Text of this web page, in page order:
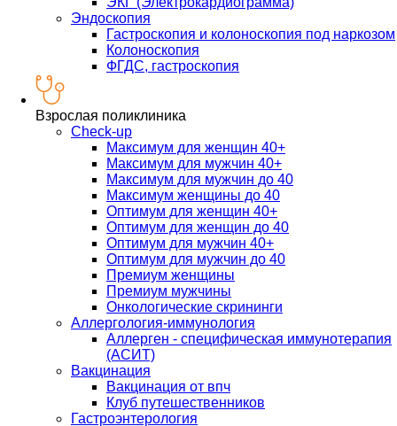
Эндоскопия
Гастроскопия и колоноскопия под наркозом
Колоноскопия
ФГДС, гастроскопия
Взрослая поликлиника
Check-up
Максимум для женщин 40+
Максимум для мужчин 40+
Максимум для мужчин до 40
Максимум женщины до 40
Оптимум для женщин 40+
Оптимум для женщин до 40
Оптимум для мужчин 40+
Оптимум для мужчин до 40
Премиум женщины
Премиум мужчины
Онкологические скрининги
Аллергология-иммунология
Аллерген - специфическая иммунотерапия
(АСИТ)
Вакцинация
Вакцинация от впч
Клуб путешественников
Гастроэнтерология